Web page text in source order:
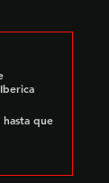
hasta que